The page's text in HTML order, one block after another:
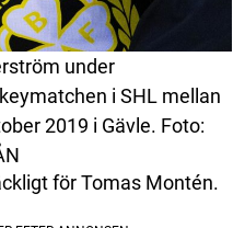
under
i SHL mellan
2019 i Gävle. Foto:
för Tomas Montén.